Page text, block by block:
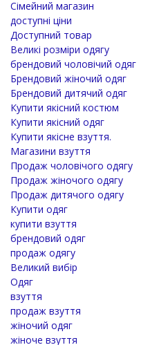
Сімейний магазин
доступні ціни
Доступний товар
Великі розміри одягу
брендовий чоловічий одяг
Брендовий жіночий одяг
Брендовий дитячий одяг
Купити якісний костюм
Купити якісний одяг
Купити якісне взуття.
Магазини взуття
Продаж чоловічого одягу
Продаж жіночого одягу
Продаж дитячого одягу
Купити одяг
купити взуття
брендовий одяг
продаж одягу
Великий вибір
Одяг
взуття
продаж взуття
жіночий одяг
жіноче взуття